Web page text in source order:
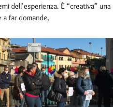
dell’esperienza. È “creativa” una
a far domande,